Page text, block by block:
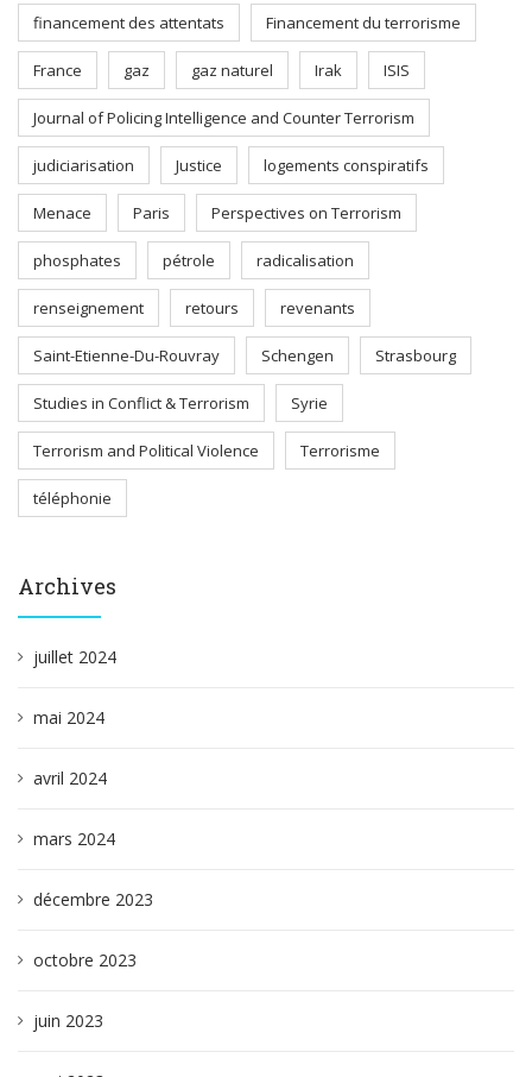
financement des attentats Financement du terrorisme
France gaz gaz naturel Irak ISIS
Journal of Policing Intelligence and Counter Terrorism
judiciarisation Justice logements conspiratifs
Menace Paris Perspectives on Terrorism
phosphates pétrole radicalisation
renseignement retours revenants
Saint-Etienne-Du-Rouvray Schengen Strasbourg
Studies in Conflict & Terrorism Syrie
Terrorism and Political Violence Terrorisme
téléphonie
Archives
juillet 2024
mai 2024
avril 2024
mars 2024
décembre 2023
octobre 2023
juin 2023